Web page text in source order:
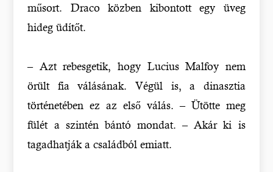
műsort. Draco közben kibontott egy üveg
hideg üdítőt.
– Azt rebesgetik, hogy Lucius Malfoy nem
örült fia válásának. Végül is, a dinasztia
történetében ez az első válás. – Ütötte meg
fülét a szintén bántó mondat. – Akár ki is
tagadhatják a családból emiatt.